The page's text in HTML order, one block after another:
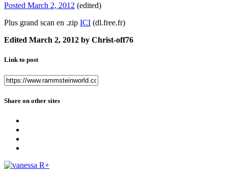
Posted March 2, 2012 (edited)
Plus grand scan en .zip ICI (dl.free.fr)
Edited March 2, 2012 by Christ-off76
Link to post
Share on other sites